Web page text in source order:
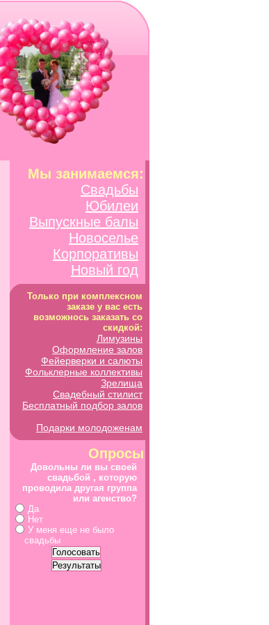
Мы занимаемся:
Свадьбы
Юбилеи
Выпускные балы
Новоселье
Корпоративы
Новый год
Только при комплексном
заказе у вас есть
возможнось заказать со
скидкой:
Лимузины
Оформление залов
Фейерверки и салюты
Фольклерные коллективы
Зрелища
Свадебный стилист
Бесплатный подбор залов
Подарки молодоженам
Опросы
Довольны ли вы своей
свадьбой , которую
проводила другая группа
или агенство?
Да
Нет
У меня еще не было
свадьбы